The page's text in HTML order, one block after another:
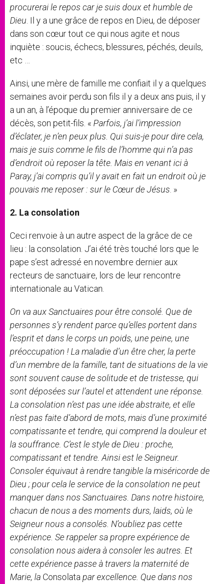
procurerai le repos car je suis doux et humble de
Dieu . Il y a une grâce de repos en Dieu, de déposer
dans son cœur tout ce qui nous agite et nous
inquiète : soucis, échecs, blessures, péchés, deuils,
etc …
Ainsi, une mère de famille me confiait il y a quelques
semaines avoir perdu son fils il y a deux ans puis, il y
a un an, à l’époque du premier anniversaire de ce
décès, son petit-fils. « Parfois, j’ai l’impression
d’éclater, je n’en peux plus. Qui suis-je pour dire cela,
mais je suis comme le fils de l’homme qui n’a pas
d’endroit où reposer la tête. Mais en venant ici à
Paray, j’ai compris qu’il y avait en fait un endroit où je
pouvais me reposer : sur le Cœur de Jésus . »
2. La consolation
Ceci renvoie à un autre aspect de la grâce de ce
lieu : la consolation. J’ai été très touché lors que le
pape s’est adressé en novembre dernier aux
recteurs de sanctuaire, lors de leur rencontre
internationale au Vatican.
On va aux Sanctuaires pour être consolé. Que de
personnes s’y rendent parce qu’elles portent dans
l’esprit et dans le corps un poids, une peine, une
préoccupation ! La maladie d’un être cher, la perte
d’un membre de la famille, tant de situations de la vie
sont souvent cause de solitude et de tristesse, qui
sont déposées sur l’autel et attendent une réponse.
La consolation n’est pas une idée abstraite, et elle
n’est pas faite d’abord de mots, mais d’une proximité
compatissante et tendre, qui comprend la douleur et
la souffrance. C’est le style de Dieu : proche,
compatissant et tendre. Ainsi est le Seigneur.
Consoler équivaut à rendre tangible la miséricorde de
Dieu ; pour cela le service de la consolation ne peut
manquer dans nos Sanctuaires. Dans notre histoire,
chacun de nous a des moments durs, laids, où le
Seigneur nous a consolés. N’oubliez pas cette
expérience. Se rappeler sa propre expérience de
consolation nous aidera à consoler les autres. Et
cette expérience passe à travers la maternité de
Marie, laConsolata par excellence. Que dans nos